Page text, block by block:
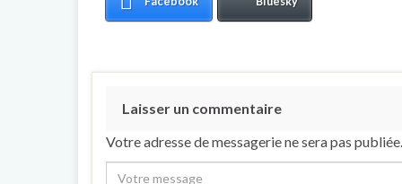
Laisser un commentaire
Votre adresse de messagerie ne sera pas publiée.